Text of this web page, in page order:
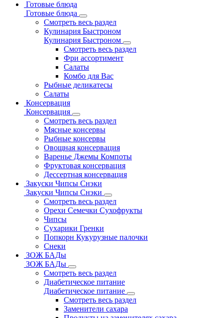
Готовые блюда
Готовые блюда
Смотреть весь раздел
Кулинария Быстроном
Кулинария Быстроном
Смотреть весь раздел
Фри ассортимент
Салаты
Комбо для Вас
Рыбные деликатесы
Салаты
Консервация
Консервация
Смотреть весь раздел
Мясные консервы
Рыбные консервы
Овощная консервация
Варенье Джемы Компоты
Фруктовая консервация
Дессертная консервация
Закуски Чипсы Снэки
Закуски Чипсы Снэки
Смотреть весь раздел
Орехи Семечки Сухофрукты
Чипсы
Сухарики Гренки
Попкорн Кукурузные палочки
Снеки
ЗОЖ БАДы
ЗОЖ БАДы
Смотреть весь раздел
Диабетическое питание
Диабетическое питание
Смотреть весь раздел
Заменители сахара